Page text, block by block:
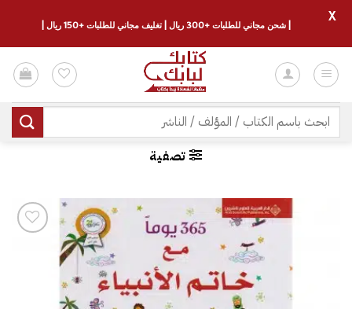
للمحتوى
البحث
عن:
تصفية
| شحن مجاني للطلبات +300 ريال | تغليف مجاني للطلبات +150 ريال |
X